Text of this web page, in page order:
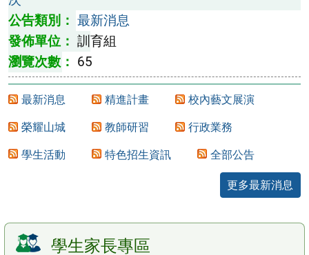
最新消息
訓育組
65
最新消息 精進計畫 校內藝文展演
榮耀山城 教師研習 行政業務
學生活動 特色招生資訊 全部公告
更多最新消息
學生家長專區